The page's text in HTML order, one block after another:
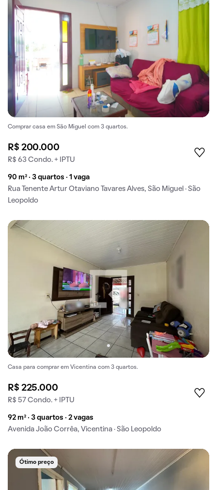
Comprar casa em São Miguel com 3 quartos.
R$ 200.000
R$ 63 Condo. + IPTU
90 m² · 3 quartos · 1 vaga
Rua Tenente Artur Otaviano Tavares Alves, São Miguel · São
Leopoldo
Casa para comprar em Vicentina com 3 quartos.
R$ 225.000
R$ 57 Condo. + IPTU
92 m² · 3 quartos · 2 vagas
Avenida João Corrêa, Vicentina · São Leopoldo
Ótimo preço